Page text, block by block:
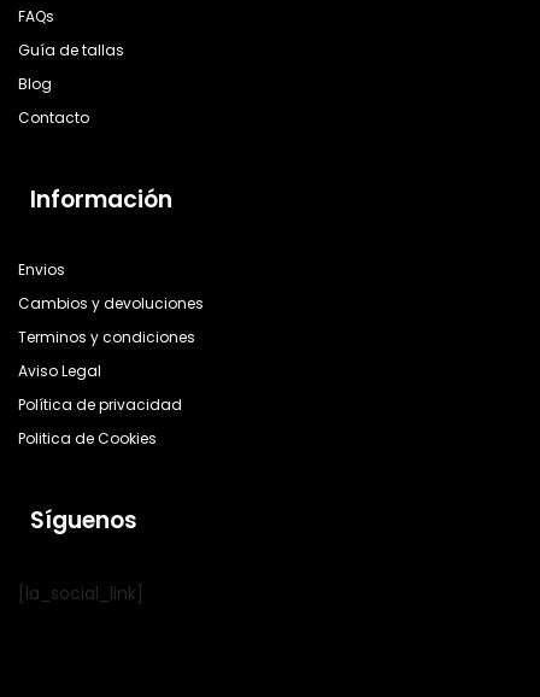
FAQs
Guía de tallas
Blog
Contacto
Información
Envios
Cambios y devoluciones
Terminos y condiciones
Aviso Legal
Política de privacidad
Politica de Cookies
Síguenos
[la_social_link]